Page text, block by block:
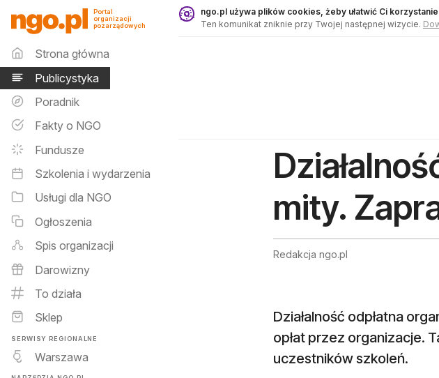
Publicystyka - ngo.pl
Portal
organizacji
pozarządowych
Menu główne
Strona główna
Publicystyka
Poradnik
Fakty o NGO
Fundusze
Szkolenia i wydarzenia
Usługi dla NGO
Ogłoszenia
Spis organizacji
Darowizny
To działa
Sklep
SERWISY REGIONALNE
Warszawa
ngo.pl używa plików cookies, żeby ułatwić Ci
Ten komunikat zniknie przy Twojej następnej wizycie.
mity.
Redakcja ngo.pl
Działalność odpłatna
opłat przez organizacje.
uczestników szkoleń.